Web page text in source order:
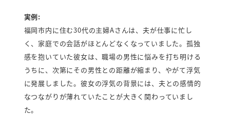
実例:
福岡市内に住む30代の主婦Aさんは、夫が仕事に忙し
く、家庭での会話がほとんどなくなっていました。孤独
感を抱いていた彼女は、職場の男性に悩みを打ち明ける
うちに、次第にその男性との距離が縮まり、やがて浮気
に発展しました。彼女の浮気の背景には、夫との感情的
なつながりが薄れていたことが大きく関わっていまし
た。